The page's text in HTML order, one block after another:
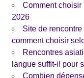
Comment choisir
2026
Site de
comment choisir
Rencontres
langue suffit-il pour
Combien